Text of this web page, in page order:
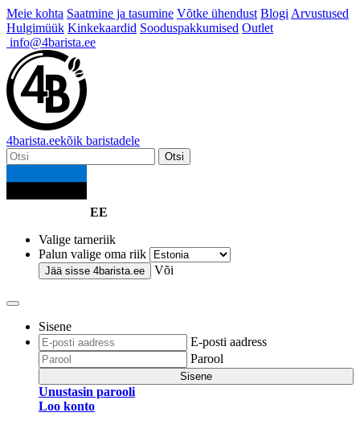
Meie kohta Saatmine ja tasumine Võtke ühendust Blogi Arvustused
Hulgimüük Kinkekaardid Sooduspakkumised Outlet
info@4barista.ee
4barista.eekõik baristadele
Otsi
EE
Valige tarneriik
Palun valige oma riik
Jää sisse 4barista.ee Või
Sisene
E-posti aadress
Parool
Sisene
Unustasin parooli
Loo konto